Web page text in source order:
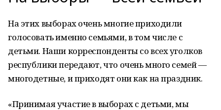
На этих выборах очень многие приходили
голосовать именно семьями, в том числе с
детьми. Наши корреспонденты со всех уголков
республики передают, что очень много семей —
многодетные, и приходят они как на праздник.
«Принимая участие в выборах с детьми, мы